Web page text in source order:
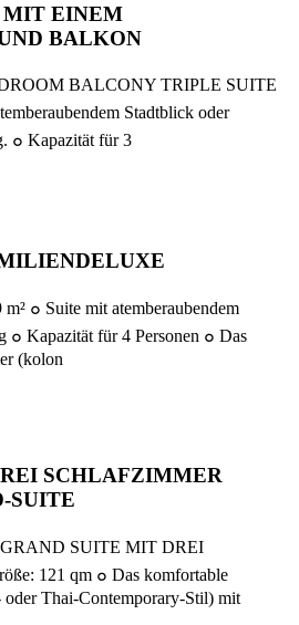
MIT EINEM
BALKON
BALCONY TRIPLE SUITE
Stadtblick oder
๐ Kapazität für 3
๐ Suite mit atemberaubendem
๐ Kapazität für 4 Personen ๐ Das
(kolon
SCHLAFZIMMER
SUITE
SUITE MIT DREI
121 qm ๐ Das komfortable
Thai-Contemporary-Stil) mit